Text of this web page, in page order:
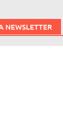
NEWSLETTER